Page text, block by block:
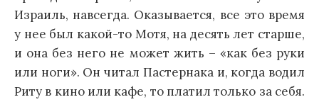
Израиль, навсегда. Оказывается, все это время
у нее был какой-то Мотя, на десять лет старше,
и она без него не может жить – «как без руки
или ноги». Он читал Пастернака и, когда водил
Риту в кино или кафе, то платил только за себя.